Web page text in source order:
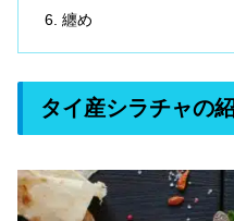
纏め
タイ産シラチャの